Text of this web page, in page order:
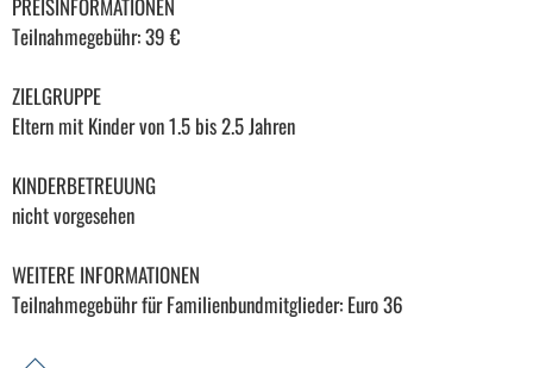
PREISINFORMATIONEN
Teilnahmegebühr: 39 €
ZIELGRUPPE
Eltern mit Kinder von 1.5 bis 2.5 Jahren
KINDERBETREUUNG
nicht vorgesehen
WEITERE INFORMATIONEN
Teilnahmegebühr für Familienbundmitglieder: Euro 36